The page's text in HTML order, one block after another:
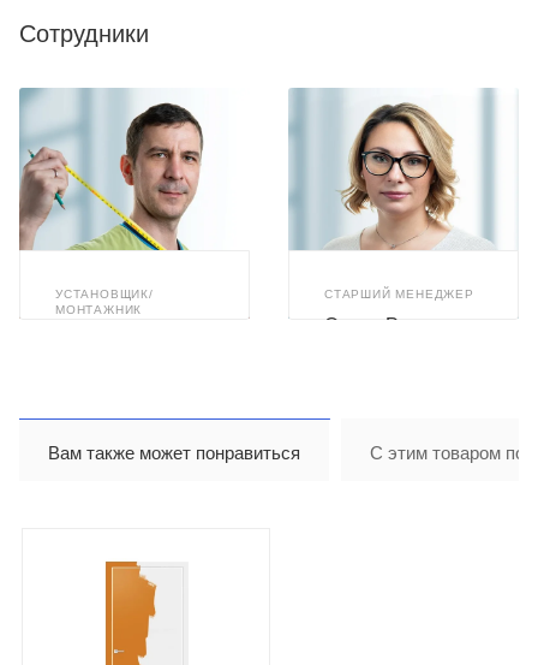
Сотрудники
УСТАНОВЩИК/
МОНТАЖНИК
СТАРШИЙ МЕНЕДЖЕР
Олеся Романюк
Вам также может понравиться С этим товаром